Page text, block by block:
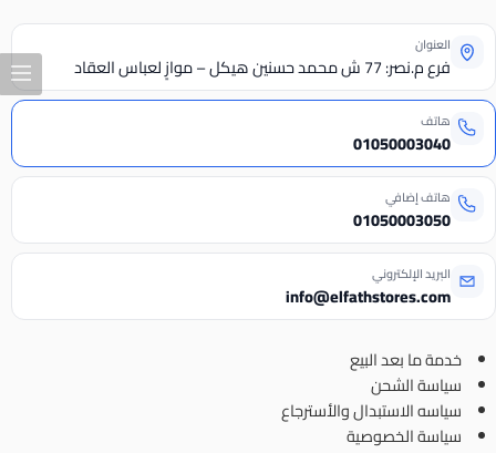
العنوان
فرع م.نصر: 77 ش محمد حسنين هيكل – موازٍ لعباس العقاد
هاتف
01050003040
هاتف إضافي
01050003050
البريد الإلكتروني
info@elfathstores.com
خدمة ما بعد البيع
سياسة الشحن
سياسه الاستبدال والأسترجاع
سياسة الخصوصية